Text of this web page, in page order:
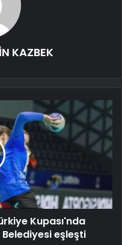
KAZBEK
Kupası'nda
Belediyesi eşleşti